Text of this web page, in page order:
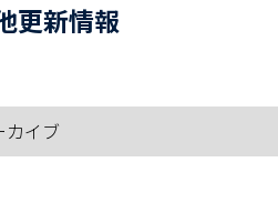
更新情報
カイブ